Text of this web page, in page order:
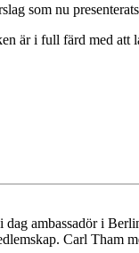
som nu
är i full färd med
ambassadör i
Carl Tham